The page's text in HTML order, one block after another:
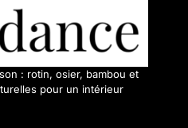
: rotin, osier, bambou et
pour un intérieur